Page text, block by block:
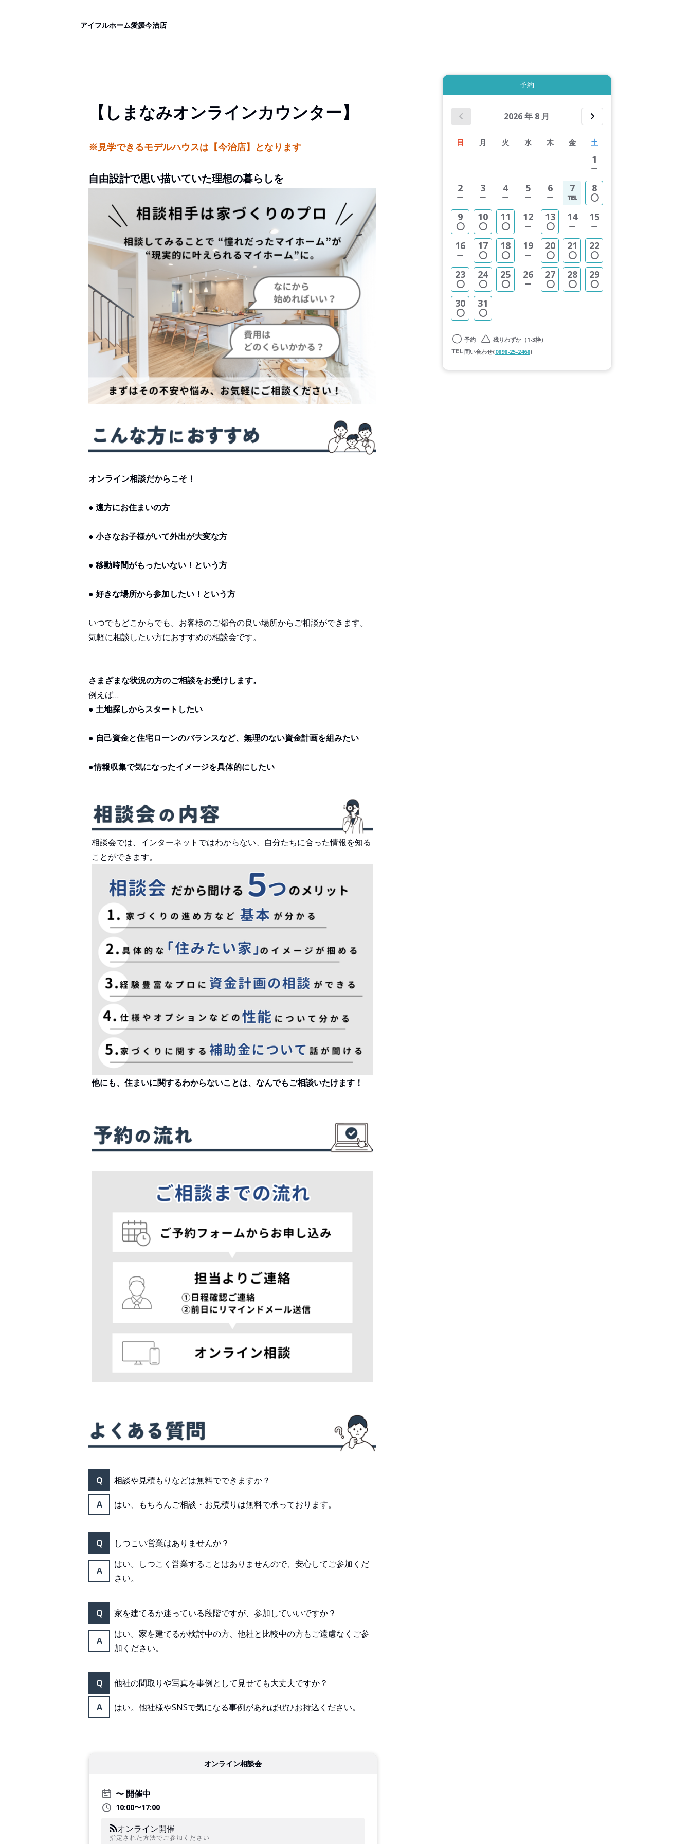
アイフルホーム愛媛今治店
【しまなみオンラインカウンター】
※見学できるモデルハウスは【今治店】となります
自由設計で思い描いていた理想の暮らしを
オンライン相談だからこそ！
● 遠方にお住まいの方
● 小さなお子様がいて外出が大変な方
● 移動時間がもったいない！という方
● 好きな場所から参加したい！という方
いつでもどこからでも。お客様のご都合の良い場所からご相談ができます。
気軽に相談したい方におすすめの相談会です。
さまざまな状況の方のご相談をお受けします。
例えば…
● 土地探しからスタートしたい
● 自己資金と住宅ローンのバランスなど、無理のない資金計画を組みたい
●情報収集で気になったイメージを具体的にしたい
相談会では、インターネットではわからない、自分たちに合った情報を知る
ことができます。
他にも、住まいに関するわからないことは、なんでもご相談いたけます！
Q 相談や見積もりなどは無料でできますか？
A はい、もちろんご相談・お見積りは無料で承っております。
Q しつこい営業はありませんか？
A
はい。しつこく営業することはありませんので、安心してご参加くだ
さい。
Q 家を建てるか迷っている段階ですが、参加していいですか？
A
はい。家を建てるか検討中の方、他社と比較中の方もご遠慮なくご参
加ください。
Q 他社の間取りや写真を事例として見せても大丈夫ですか？
A はい。他社様やSNSで気になる事例があればぜひお持込ください。
オンライン相談会
開催中
10:00〜17:00
オンライン開催
指定された方法でご参加ください
予約
2026年 8 月
日 月 火 水 木 金 土
1
2 3 4 5 6 7 8
9 10 11 12 13 14 15
16 17 18 19 20 21 22
23 24 25 26 27 28 29
30 31
予約
残りわずか（1-3枠）
問い合わせ(0898-25-2468)